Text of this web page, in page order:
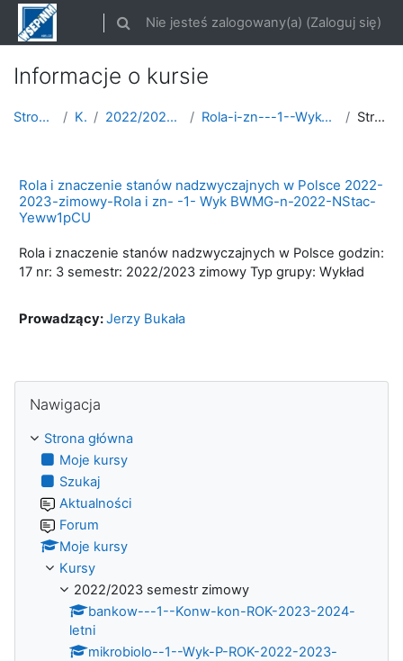
Przejdź do głównej zawartości
Przełącznik wyszukiwarki
Nie jesteś zalogowany(a) (Zaloguj się)
Informacje o kursie
Strona główna Kursy 2022/2023 semestr zimowy Rola-i-zn---1--Wyk-B-ROK-2022-2023-zimowy Streszczenie
Rola i znaczenie stanów nadzwyczajnych w Polsce 2022-
2023-zimowy-Rola i zn- -1- Wyk BWMG-n-2022-NStac-
Yeww1pCU
Rola i znaczenie stanów nadzwyczajnych w Polsce godzin:
17 nr: 3 semestr: 2022/2023 zimowy Typ grupy: Wykład
Prowadzący:Jerzy Bukała
Nawigacja
Strona główna
Moje kursy
Szukaj
Aktualności
Forum
Moje kursy
Kursy
2022/2023 semestr zimowy
bankow---1--Konw-kon-ROK-2023-2024-
letni
mikrobiolo--1--Wyk-P-ROK-2022-2023-